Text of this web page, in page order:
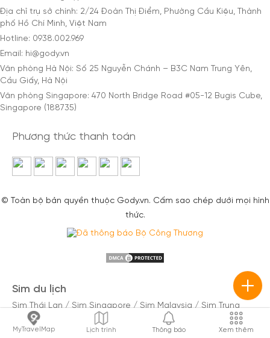
MyTravelMap Lịch trình Thông báo Xem thêm
Địa chỉ trụ sở chính: 2/24 Đoàn Thị Điểm, Phường Cầu Kiệu, Thành
phố Hồ Chí Minh, Việt Nam
Hotline: 0938.002.969
Email: hi@gody.vn
Văn phòng Hà Nội: Số 25 Nguyễn Chánh – B3C Nam Trung Yên,
Cầu Giấy, Hà Nội
Văn phòng Singapore: 470 North Bridge Road #05-12 Bugis Cube,
Singapore (188735)
Phương thức thanh toán
© Toàn bộ bản quyền thuộc Gody.vn. Cấm sao chép dưới mọi hình
thức.
Sim du lịch
Sim Thái Lan / Sim Singapore / Sim Malaysia / Sim Trung
Quốc / / Sim Nhật Bản / Sim
Châu Âu / Sim Ấn Độ / Sim Mỹ